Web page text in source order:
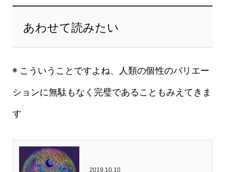
あわせて読みたい
◉ こういうことですよね、人類の個性のバリエー
ションに無駄もなく完璧であることもみえてきま
す
2019.10.10